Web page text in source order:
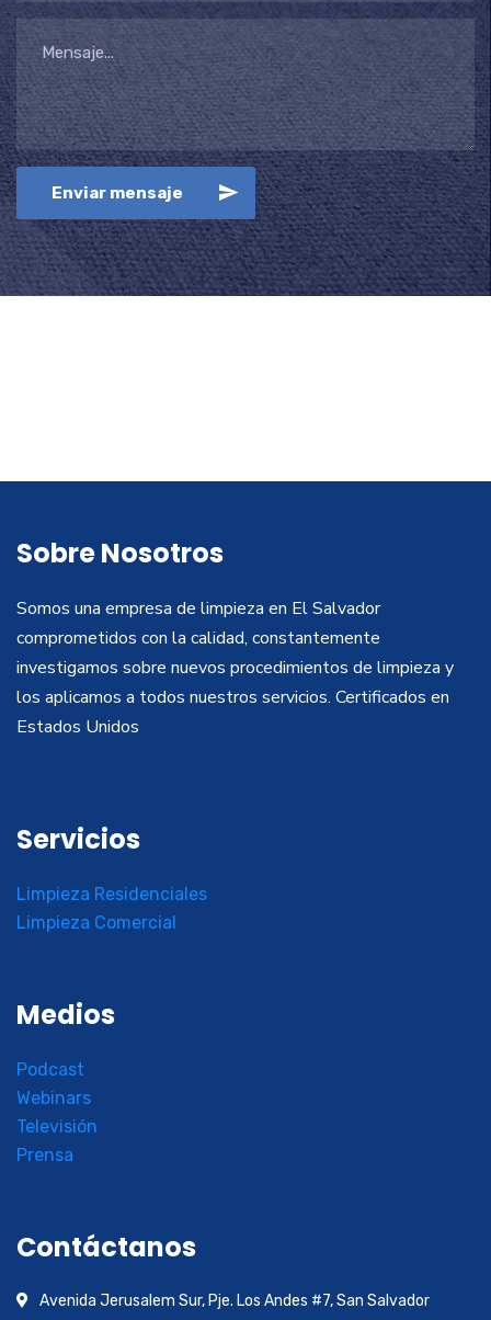
Enviar mensaje
Sobre Nosotros
Somos una empresa de limpieza en El Salvador
comprometidos con la calidad, constantemente
investigamos sobre nuevos procedimientos de limpieza y
los aplicamos a todos nuestros servicios. Certificados en
Estados Unidos
Servicios
Limpieza Residenciales
Limpieza Comercial
Medios
Podcast
Webinars
Televisión
Prensa
Contáctanos
Avenida Jerusalem Sur, Pje. Los Andes #7, San Salvador